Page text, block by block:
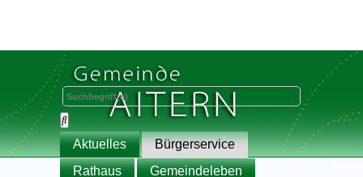
Aktuelles
Bürgerservice
Rathaus
Gemeindeleben